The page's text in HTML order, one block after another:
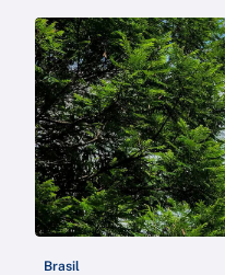
Brasil